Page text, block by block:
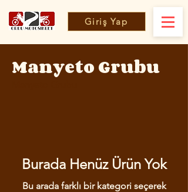
Giriş Yap
Manyeto Grubu
Burada Henüz Ürün Yok
Bu arada farklı bir kategori seçerek